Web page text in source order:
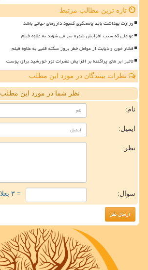
تازه ترین مطالب مرتبط
وزارت بهداشت باید پاسخگوی کمبود داروهای حیاتی باشد
عواملی که سبب افزایش شوره سر می شوند به علاوه فیلم
فشار خون و دیابت از عوامل خطر بروز سکته قلبی به علاوه فیلم
تاثیر ابر های پراکنده بر افزایش مضرات نور خورشید برای پوست
نظرات بینندگان در مورد این مطلب
نظر شما در مورد این مطلب
نام:
ایمیل:
نظر:
سوال: = ۳ بعلاوه ۲